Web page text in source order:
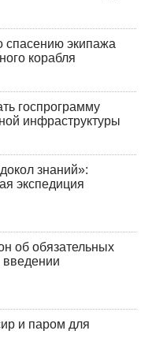
спасению экипажа
корабля
госпрограмму
инфраструктуры
знаний»:
экспедиция
об обязательных
введении
и паром для